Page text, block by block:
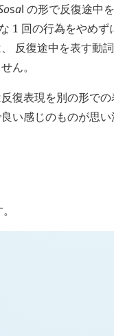
sal の形で反復途中
1 回の行為をやめ
反復途中を表す動
ん。
復表現を別の形で
い感じのものが思